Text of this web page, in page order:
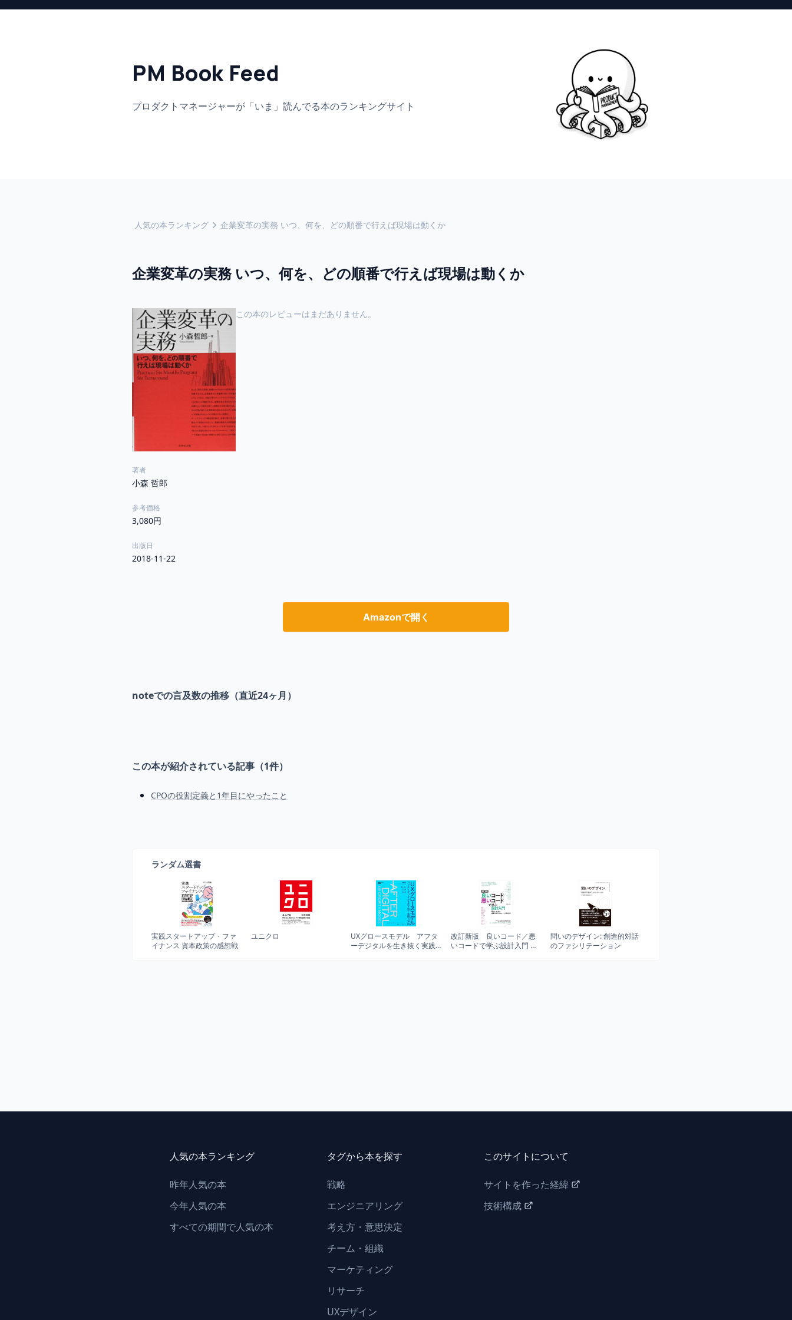
PM Book Feed
プロダクトマネージャーが「いま」 読んでる本のランキングサイト
人気の本ランキング 企業変革の実務 いつ、何を、どの順番で行えば現場は動くか
企業変革の実務 いつ、何を、どの順番で行えば現場は動くか
著者
小森 哲郎
参考価格
3,080円
出版日
2018-11-22
この本のレビューはまだありません。
Amazonで開く
noteでの言及数の推移（直近24ヶ月）
この本が紹介されている記事（1件）
CPOの役割定義と1年目にやったこと
ランダム選書
実践スタートアップ・ファ
イナンス 資本政策の感想戦
ユニクロ
UXグロースモデル アフタ
ーデジタルを生き抜く実践
改訂新版 良いコード／悪
いコードで学ぶ設計入門 ―
問いのデザイン: 創造的対話
のファシリテーション
人気の本ランキング
昨年人気の本
今年人気の本
すべての期間で人気の本
タグから本を探す
戦略
エンジニアリング
考え方・意思決定
チーム・組織
マーケティング
リサーチ
UXデザイン
このサイトについて
サイトを作った経緯
技術構成